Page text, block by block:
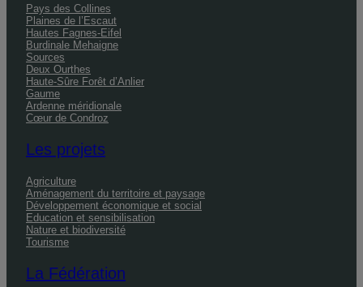
Pays des Collines
Plaines de l’Escaut
Hautes Fagnes-Eifel
Burdinale Mehaigne
Sources
Deux Ourthes
Haute-Sûre Forêt d’Anlier
Gaume
Ardenne méridionale
Cœur de Condroz
Les projets
Agriculture
Aménagement du territoire et paysage
Développement économique et social
Education et sensibilisation
Nature et biodiversité
Tourisme
La Fédération